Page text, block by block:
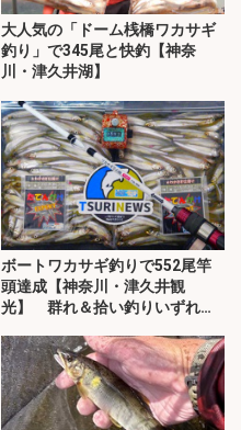
大人気の「ドーム桟橋ワカサギ
釣り」で345尾と快釣【神奈
川・津久井湖】
ボートワカサギ釣りで552尾竿
頭達成【神奈川・津久井観
光】 群れ＆拾い釣りいずれも